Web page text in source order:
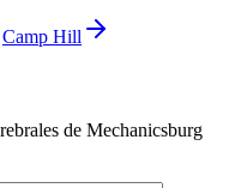
Camp Hill
de Mechanicsburg